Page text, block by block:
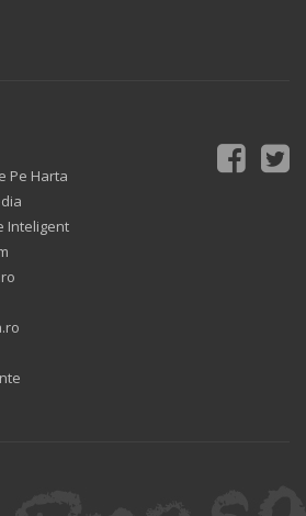
Pe Harta
Inteligent